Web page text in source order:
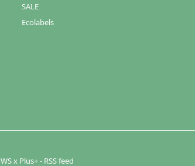
SALE
Ecolabels
x Plus+- RSS feed